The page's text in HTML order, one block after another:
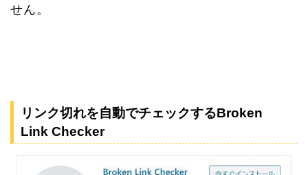
せん。
リンク切れを自動でチェックするBroken
Link Checker